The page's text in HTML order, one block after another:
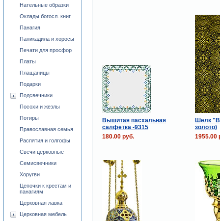
Вышитая пасхальная
салфетка -9315
Шелк
золото)
180.00 руб.
1955.00
Нательные образки
Оклады богосл. книг
Панагия
Паникадила и хоросы
Печати для просфор
Платы
Плащаницы
Подарки
Подсвечники
Посохи и жезлы
Потиры
Православная семья
Распятия и голгофы
Свечи церковные
Семисвечники
Хоругви
Цепочки к крестам и
панагиям
Церковная лавка
Церковная мебель